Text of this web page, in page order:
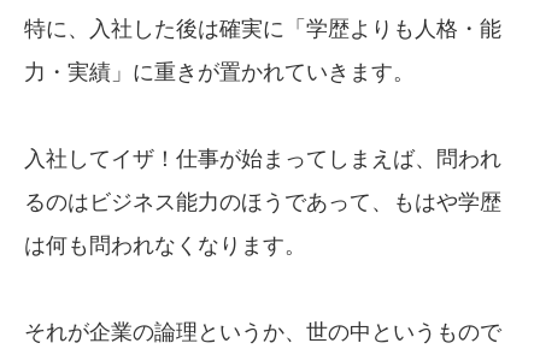
特に、入社した後は確実に「学歴よりも人格・能
力・実績」に重きが置かれていきます。
入社してイザ！仕事が始まってしまえば、問われ
るのはビジネス能力のほうであって、もはや学歴
は何も問われなくなります。
それが企業の論理というか、世の中というもので